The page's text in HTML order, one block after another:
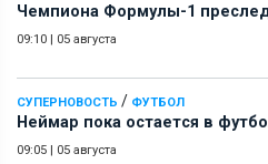
Чемпиона Формулы-1
09:10 | 05 августа
СУПЕРНОВОСТЬ / ФУТБОЛ
Неймар пока остается в
09:05 | 05 августа